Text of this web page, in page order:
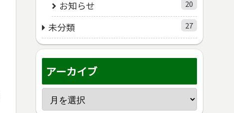
お知らせ 20
未分類 27
アーカイブ